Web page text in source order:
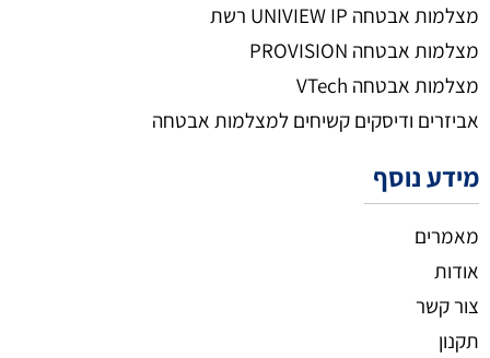
מצלמות אבטחה UNIVIEW IP רשת
מצלמות אבטחה PROVISION
מצלמות אבטחה VTech
אביזרים ודיסקים קשיחים למצלמות אבטחה
מידע נוסף
מאמרים
אודות
צור קשר
תקנון